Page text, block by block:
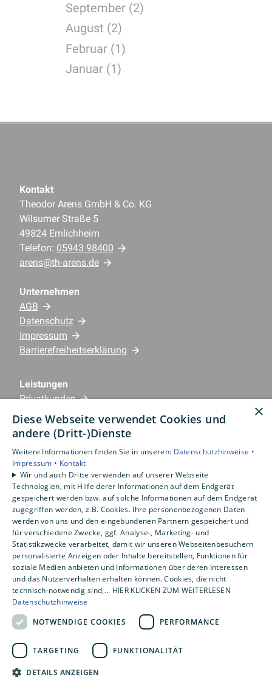
September (2)
August (2)
Februar (1)
Januar (1)
Kontakt
Theodor Arens GmbH & Co. KG
Wilsumer Straße 5
49824 Emlichheim
Telefon: 05943 98400
arens@th-arens.de
Unternehmen
AGB
Datenschutz
Impressum
Barrierefreiheitserklärung
Leistungen
Privatkunden
Gewerbekunden
Karriere
Unternehmen
Standorte
Emlichheim
×
Diese Webseite verwendet Cookies und
andere (Dritt-)Dienste
Weitere Informationen finden Sie in unseren: Datenschutzhinweise •
Impressum • Kontakt
Wir und auch Dritte verwenden auf unserer Webseite
Technologien, mit Hilfe derer Informationen auf dem Endgerät
gespeichert werden bzw. auf solche Informationen auf dem Endgerät
zugegriffen werden, z.B. Cookies. Ihre personenbezogenen Daten
werden von uns und den eingebundenen Partnern gespeichert und
für verschiedene Zwecke, ggf. Analyse-, Marketing- und
Statistikzwecke verarbeitet, damit wir unseren Webseitenbesuchern
personalisierte Anzeigen oder Inhalte bereitstellen, Funktionen für
soziale Medien anbieten und Informationen über deren Interessen
und das Nutzerverhalten erhalten können. Cookies, die nicht
technisch-notwendig sind,... HIER KLICKEN ZUM WEITERLESEN
Datenschutzhinweise
NOTWENDIGE COOKIES
PERFORMANCE
TARGETING FUNKTIONALITÄT
DETAILS ANZEIGEN